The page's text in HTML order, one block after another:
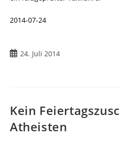
2014-07-24
24. Juli 2014
Kein
Atheisten